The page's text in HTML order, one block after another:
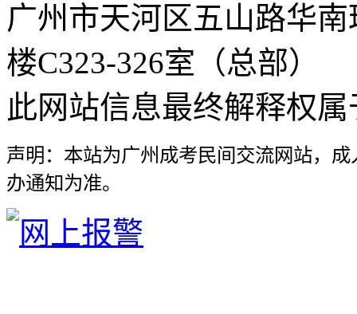
广州市天河区五山路华
楼C323-326室（总部）
此网站信息最终解释权
声明：本站为广州成考民间交流网站，
办通知为准。